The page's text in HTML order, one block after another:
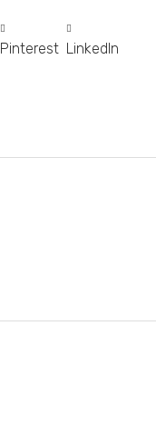
Pinterest LinkedIn